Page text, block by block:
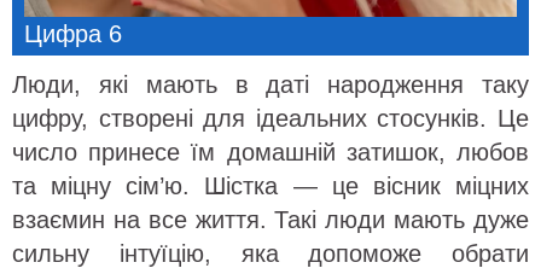
Цифра 6
Люди, які мають в даті народження таку
цифру, створені для ідеальних стосунків. Це
число принесе їм домашній затишок, любов
та міцну сім’ю. Шістка — це вісник міцних
взаємин на все життя. Такі люди мають дуже
сильну інтуїцію, яка допоможе обрати